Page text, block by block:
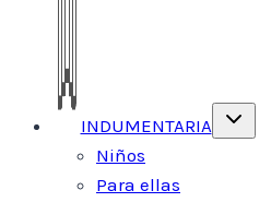
INDUMENTARIA
Alternar
Niños
Para ellas